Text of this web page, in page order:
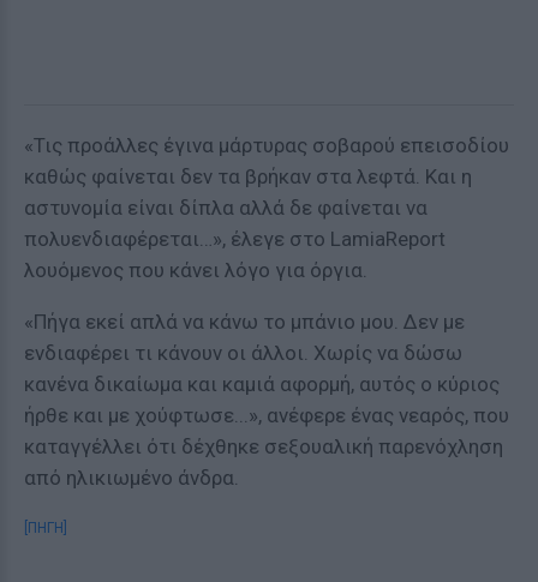
«Τις προάλλες έγινα μάρτυρας σοβαρού επεισοδίου
καθώς φαίνεται δεν τα βρήκαν στα λεφτά. Και η
αστυνομία είναι δίπλα αλλά δε φαίνεται να
πολυενδιαφέρεται…», έλεγε στο LamiaReport
λουόμενος που κάνει λόγο για όργια.
«Πήγα εκεί απλά να κάνω το μπάνιο μου. Δεν με
ενδιαφέρει τι κάνουν οι άλλοι. Χωρίς να δώσω
κανένα δικαίωμα και καμιά αφορμή, αυτός ο κύριος
ήρθε και με χούφτωσε...», ανέφερε ένας νεαρός, που
καταγγέλλει ότι δέχθηκε σεξουαλική παρενόχληση
από ηλικιωμένο άνδρα.
[ΠΗΓΗ]